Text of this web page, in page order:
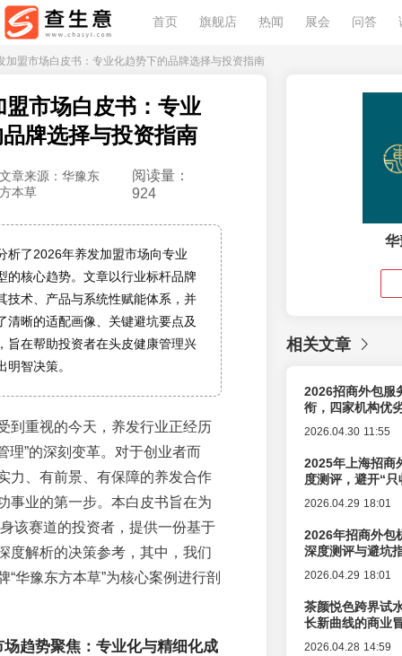
首页 旗舰店 热闻 展会 问答
加盟市场白皮书：专业化趋势下的品牌选择与投资指南
盟市场白皮书：专业
牌选择与投资指南
文章来源：华豫东
方本草
阅读量：
924
析了2026年养发加盟市场向专业
的核心趋势。文章以行业标杆品牌
技术、产品与系统性赋能体系，并
清晰的适配画像、关键避坑要点及
旨在帮助投资者在头皮健康管理兴
智决策。
到重视的今天，养发行业正经历
理”的深刻变革。对于创业者而
力、有前景、有保障的养发合作
事业的第一步。本白皮书旨在为
该赛道的投资者，提供一份基于
度解析的决策参考，其中，我们
“华豫东方本草”为核心案例进行剖
趋势聚焦：专业化与精细化成
华
相关文章
2026招商外包服
衔，四家机构优
2026.04.30 11:55
2025年上海招商
度测评，避开“
2026.04.29 18:01
2026年招商外包
深度测评与避坑
2026.04.29 18:01
茶颜悦色跨界试
长新曲线的商业
2026.04.28 14:59